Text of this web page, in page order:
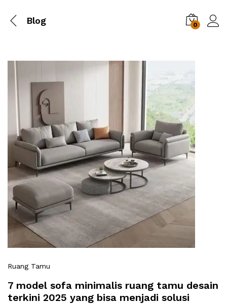
Blog 0
Ruang Tamu
7 model sofa minimalis ruang tamu desain
terkini 2025 yang bisa menjadi solusi